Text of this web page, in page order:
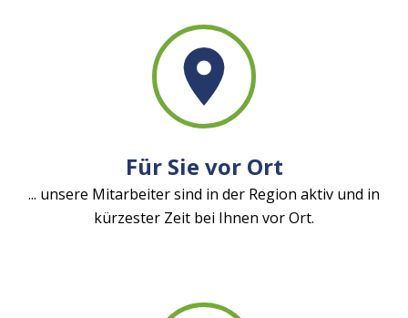
Für Sie vor Ort
... unsere Mitarbeiter sind in der Region aktiv und in
kürzester Zeit bei Ihnen vor Ort.